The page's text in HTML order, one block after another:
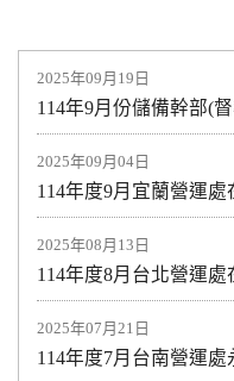
2025年09月19日
114年9月份儲備幹部(
2025年09月04日
114年度9月宜蘭營運處
2025年08月13日
114年度8月台北營運處
2025年07月21日
114年度7月台南營運